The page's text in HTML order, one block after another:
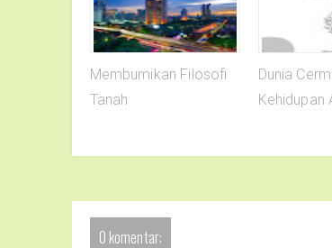
Membumikan Filosofi
Tanah
Dunia
Kehidupan
0 komentar: